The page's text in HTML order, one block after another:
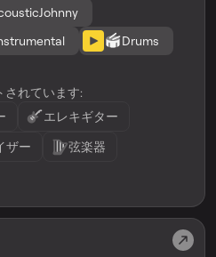
Drums
されています:
エレキギター
ザー
弦楽器